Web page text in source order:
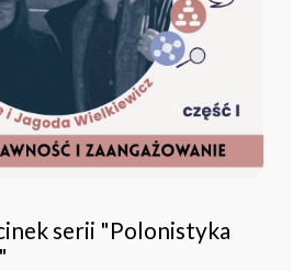
serii "Polonistyka